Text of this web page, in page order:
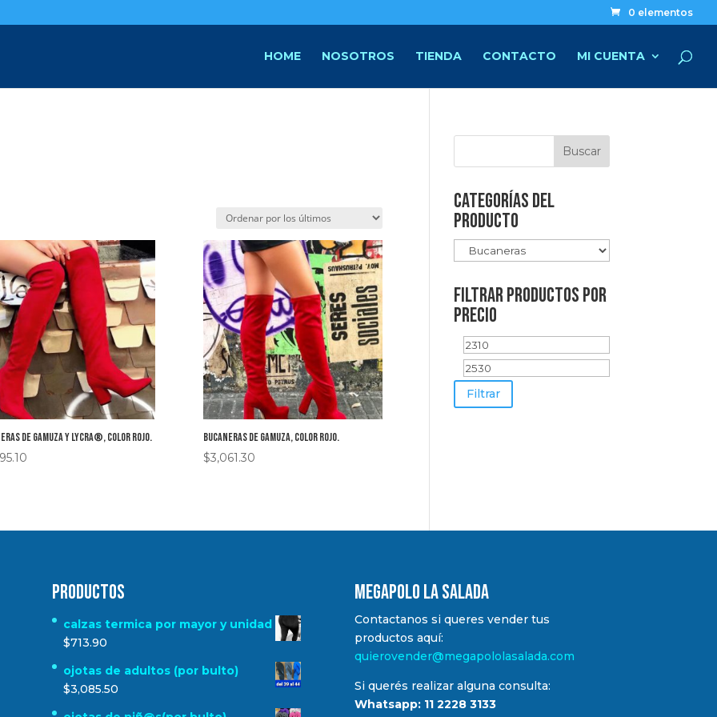
0 elementos
HOME NOSOTROS TIENDA CONTACTO MI CUENTA
de gamuza y Lycra®, color rojo. Bucaneras de gamuza, color rojo.
$3,061.30
Categorías del
producto
FILTRAR PRODUCTOS POR
PRECIO
Precio
mínimo
Filtrar
Productos
calzas termica por mayor y unidad
$713.90
ojotas de adultos (por bulto)
$3,085.50
MEGAPOLO LA SALADA
Contactanos si queres vender tus
productos aquí:
quierovender@megapololasalada.com
Si querés realizar alguna consulta:
Whatsapp: 11 2228 3133